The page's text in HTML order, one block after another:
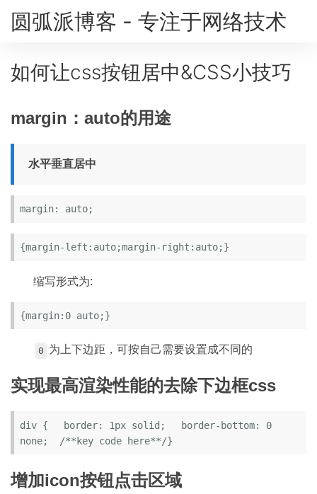
圆弧派博客 - 专注于网络技术
如何让css按钮居中&CSS小技巧
margin：auto的用途
水平垂直居中
margin: auto;
{margin-left:auto;margin-right:auto;}
缩写形式为:
{margin:0 auto;}
0 为上下边距，可按自己需要设置成不同的
实现最高渲染性能的去除下边框css
div { 　border: 1px solid; 　border-bottom: 0
none;  /**key code here**/}
增加icon按钮点击区域